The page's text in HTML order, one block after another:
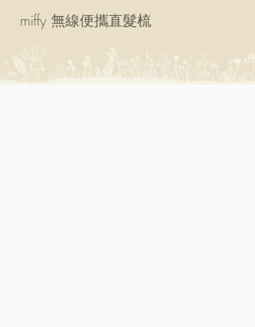
miffy 無線便攜直髮梳